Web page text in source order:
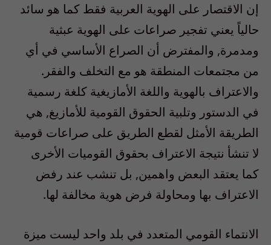
إن الاقتصار على الهوية العربية فقط كما هو سائد
حالياً يعني تفجير صراعات على الهوية عبثية
ومدمرة, والمفترض أن الصراع الأساسي في أي
من مجتمعات المنطقة هو مع التخلف والفقر.
والاعتراف بالهوية واللغة الأمازيغية كلغة رسمية
في الدستور وتلبية الحقوق القومية للأمازيغ, هي
الطريقة الأمثل لقطع الطريق على صراعات قومية
لا تنشأ نتيجة الاعتراف بحقوق القوميات الأخرى
كما يعتقد البعض واهمين, بل تنشب عند رفض
الاعتراف بها ومحاولة فرض هوية مخالفة لها.
الانتماء القومي المتعدد في بلد واحد ليست ميزة